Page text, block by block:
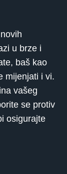
u brze i
baš kao
mijenjati i vi.
vašeg
se protiv
osigurajte